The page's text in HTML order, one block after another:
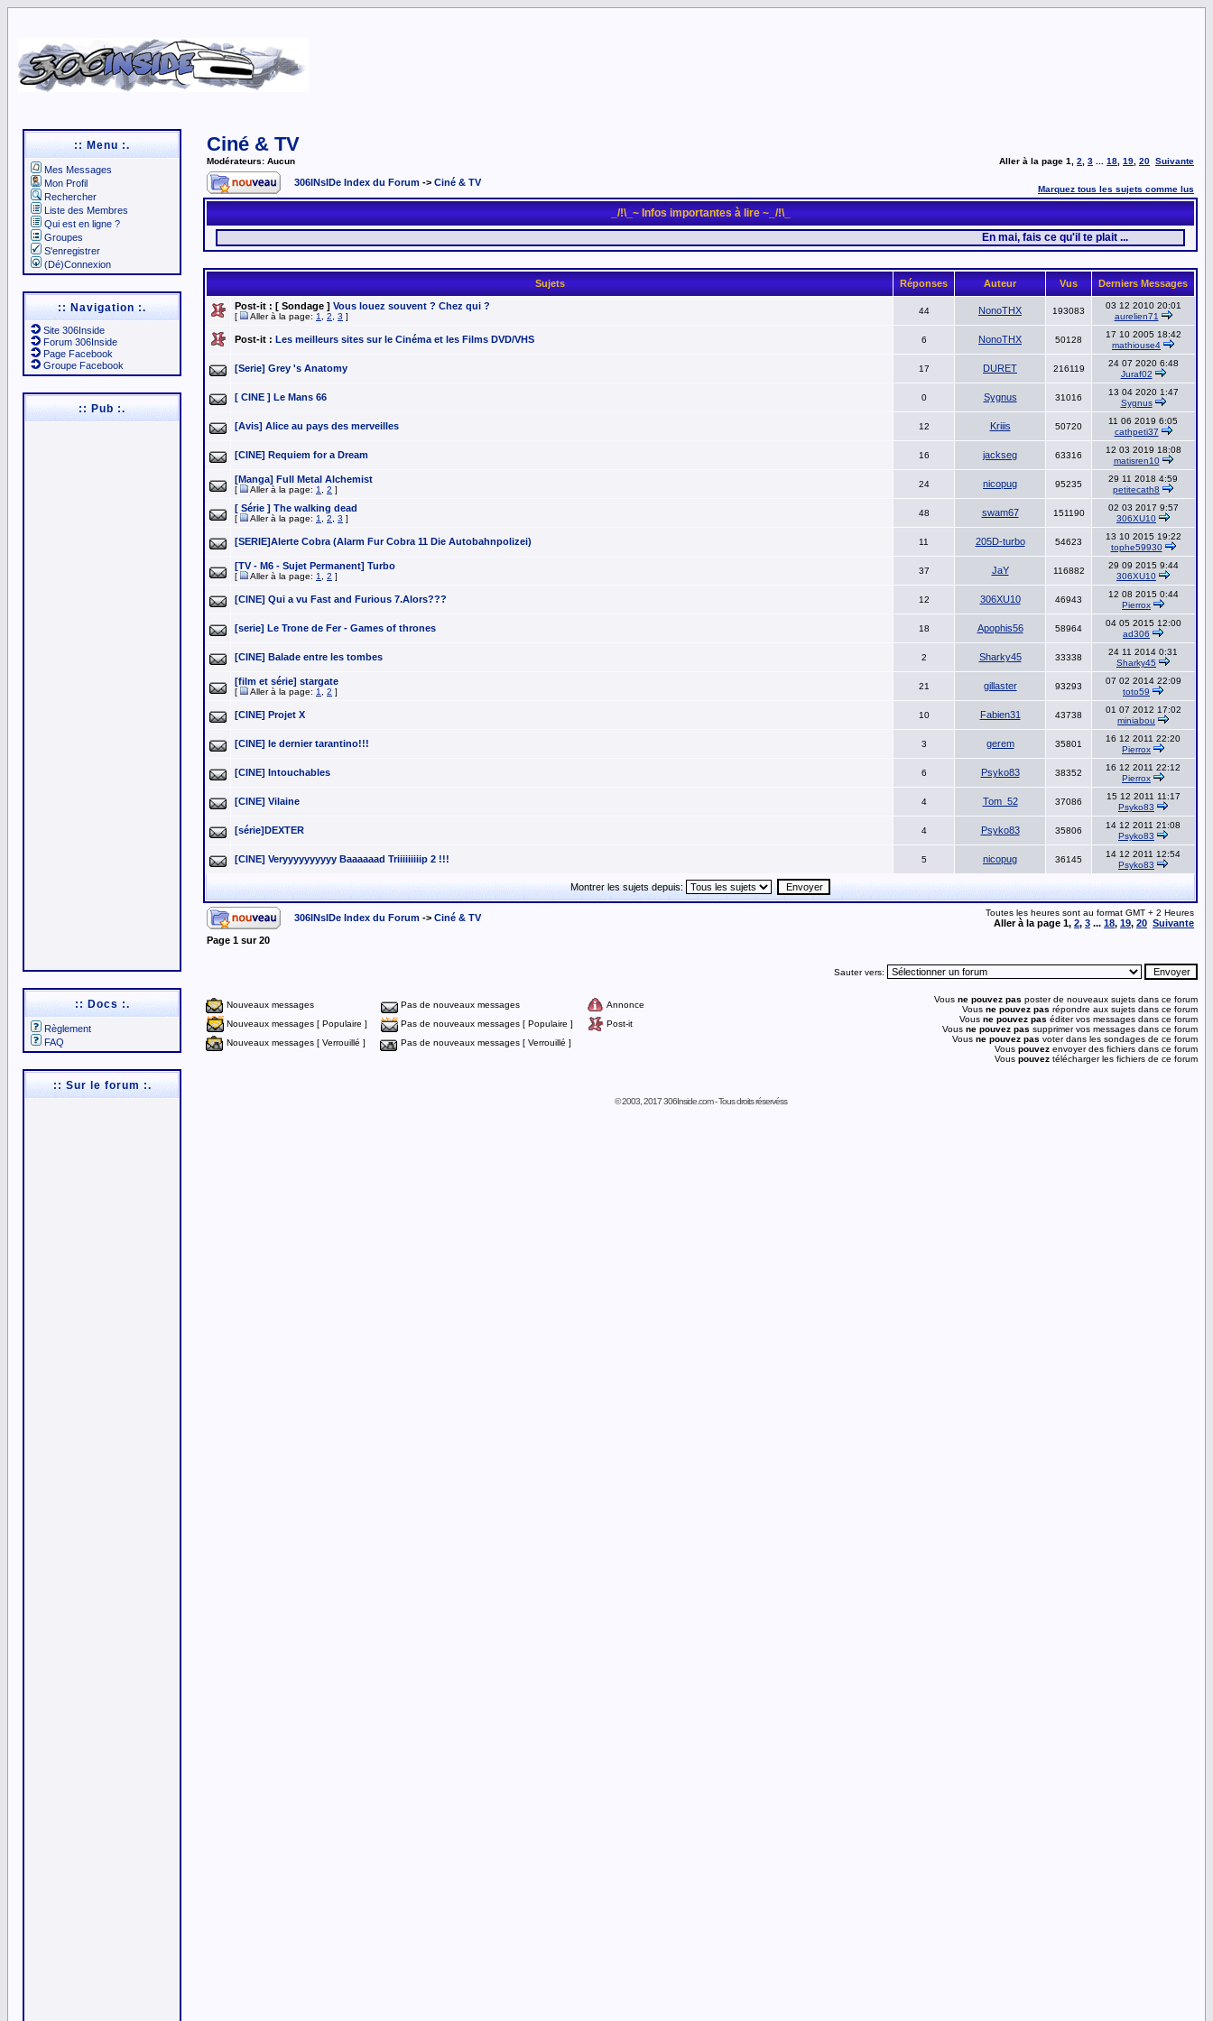
:: Menu :.
Mes Messages
Mon Profil
Rechercher
Liste des Membres
Qui est en ligne ?
Groupes
S'enregistrer
(Dé)Connexion
:: Navigation :.
Site 306Inside
Forum 306Inside
Page Facebook
Groupe Facebook
:: Pub :.
:: Docs :.
Règlement
FAQ
:: Sur le forum :.
Ciné & TV
Modérateurs: Aucun Aller à la page 1 2 3 18 19 20 Suivante
306INsIDe Index du Forum -> Ciné & TV
Marquez tous les sujets comme lus
_/!\_~ Infos importantes à lire ~_/!\_
En mai, fais ce qu'il te plait ...
Sujets Réponses Auteur Vus Derniers Messages
Post-it : [ Sondage ] Vous louez souvent ? Chez qui ?
[ Aller à la page: 1 2 3 ]
44 NonoTHX 193083
03 12 2010 20:01
aurelien71
Post-it : Les meilleurs sites sur le Cinéma et les Films DVD/VHS 6 NonoTHX 50128
17 10 2005 18:42
mathiouse4
[Serie] Grey 's Anatomy 17 DURET 216119
24 07 2020 6:48
Juraf02
[ CINE ] Le Mans 66 0 Sygnus 31016
13 04 2020 1:47
Sygnus
[Avis] Alice au pays des merveilles 12 Kriiis 50720
11 06 2019 6:05
cathpeti37
[CINE] Requiem for a Dream 16 jackseg 63316
12 03 2019 18:08
matisren10
[Manga] Full Metal Alchemist
[ Aller à la page: 1 2 ]
24 nicopug 95235
29 11 2018 4:59
petitecath8
[ Série ] The walking dead
[ Aller à la page: 1 2 3 ]
48 swam67 151190
02 03 2017 9:57
306XU10
[SERIE]Alerte Cobra (Alarm Fur Cobra 11 Die Autobahnpolizei) 11 205D-turbo 54623
13 10 2015 19:22
tophe59930
[TV - M6 - Sujet Permanent] Turbo
[ Aller à la page: 1 2 ]
37 JaY 116882
29 09 2015 9:44
306XU10
[CINE] Qui a vu Fast and Furious 7.Alors??? 12 306XU10 46943
12 08 2015 0:44
Pierrox
[serie] Le Trone de Fer - Games of thrones 18 Apophis56 58964
04 05 2015 12:00
ad306
[CINE] Balade entre les tombes 2 Sharky45 33338
24 11 2014 0:31
Sharky45
[film et série] stargate
[ Aller à la page: 1 2 ]
21 gillaster 93293
07 02 2014 22:09
toto59
[CINE] Projet X 10 Fabien31 43738
01 07 2012 17:02
miniabou
[CINE] le dernier tarantino!!! 3 gerem 35801
16 12 2011 22:20
Pierrox
[CINE] Intouchables 6 Psyko83 38352
16 12 2011 22:12
Pierrox
[CINE] Vilaine 4 Tom_52 37086
15 12 2011 11:17
Psyko83
[série]DEXTER 4 Psyko83 35806
14 12 2011 21:08
Psyko83
[CINE] Veryyyyyyyyyy Baaaaaad Triiiiiiiiip 2 !!! 5 nicopug 36145
14 12 2011 12:54
Psyko83
Montrer les sujets depuis:
306INsIDe Index du Forum -> Ciné & TV Toutes les heures sont au format GMT + 2 Heures
Aller à la page 1, 2, 3 ... 18, 19, 20 Suivante
Page 1 sur20
Sauter vers:
Nouveaux messages Pas de nouveaux messages
Annonce
Nouveaux messages [ Populaire ]
Pas de nouveaux messages [ Populaire ]
Post-it
Nouveaux messages [ Verrouillé ]
Pas de nouveaux messages [ Verrouillé ]
Vous ne pouvez pas poster de nouveaux sujets dans ce forum
Vous ne pouvez pas répondre aux sujets dans ce forum
Vous ne pouvez pas éditer vos messages dans ce forum
Vous ne pouvez pas supprimer vos messages dans ce forum
Vous ne pouvez pas voter dans les sondages de ce forum
Vous pouvez envoyer des fichiers dans ce forum
Vous pouvez télécharger les fichiers de ce forum
© 2003, 2017 306Inside.com - Tous droits réservéss